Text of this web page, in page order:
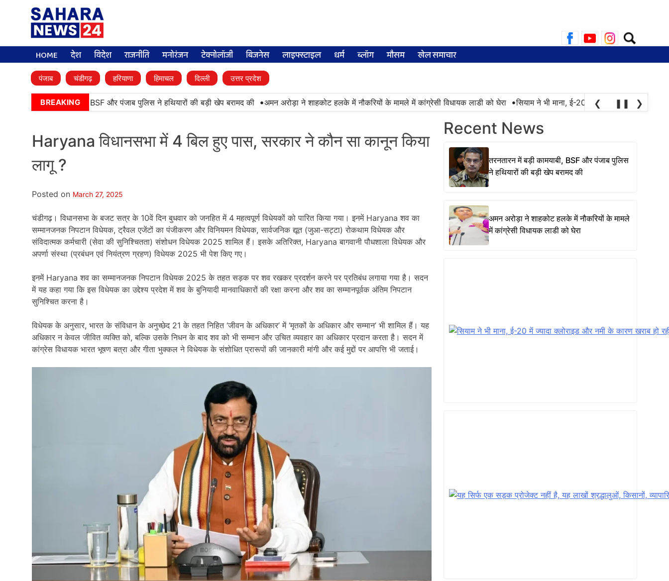
Search
for:
HOME देश विदेश राजनीति मनोरंजन टेक्नोलॉजी बिजनेस लाइफ्स्टाइल धर्म ब्लॉग मौसम खेल समाचार
पंजाब चंडीगढ़ हरियाणा हिमाचल दिल्ली उत्तर प्रदेश
BREAKING
तरनतारन में बड़ी कामयाबी, BSF और पंजाब पुलिस ने हथियारों की बड़ी खेप बरामद की •अमन अरोड़ा ने शाहकोट हलके में नौकरियों के मामले में कांग्रेसी विधायक लाडी को घेरा •सियाम ने भी माना, ई-20 में ज्यादा क्लोराइड और नमी के
❮ ❚❚ ❯
Haryana विधानसभा में 4 बिल हुए पास, सरकार ने कौन सा कानून किया
लागू ?
Posted on March 27, 2025
चंडीगढ़। विधानसभा के बजट सत्र के 10वें दिन बुधवार को जनहित में 4 महत्वपूर्ण विधेयकों को पारित किया गया। इनमें Haryana शव का
सम्मानजनक निपटान विधेयक, ट्रैवल एजेंटों का पंजीकरण और विनियमन विधेयक, सार्वजनिक द्यूत (जुआ-सट्टा) रोकथाम विधेयक और
संविदात्मक कर्मचारी (सेवा की सुनिश्चितता) संशोधन विधेयक 2025 शामिल हैं। इसके अतिरिक्त, Haryana बागवानी पौधशाला विधेयक और
अपर्णा संस्था (प्रबंधन एवं नियंत्रण ग्रहण) विधेयक 2025 भी पेश किए गए।
इनमें Haryana शव का सम्मानजनक निपटान विधेयक 2025 के तहत सड़क पर शव रखकर प्रदर्शन करने पर प्रतिबंध लगाया गया है। सदन
में यह कहा गया कि इस विधेयक का उद्देश्य प्रदेश में शव के बुनियादी मानवाधिकारों की रक्षा करना और शव का सम्मानपूर्वक अंतिम निपटान
सुनिश्चित करना है।
विधेयक के अनुसार, भारत के संविधान के अनुच्छेद 21 के तहत निहित ‘जीवन के अधिकार’ में ‘मृतकों के अधिकार और सम्मान’ भी शामिल हैं। यह
अधिकार न केवल जीवित व्यक्ति को, बल्कि उसके निधन के बाद शव को भी सम्मान और उचित व्यवहार का अधिकार प्रदान करता है। सदन में
कांग्रेस विधायक भारत भूषण बत्रा और गीता भुक्कल ने विधेयक के संशोधित प्रारूपों की जानकारी मांगी और कई मुद्दों पर आपत्ति भी जताई।
Recent News
तरनतारन में बड़ी कामयाबी, BSF और पंजाब पुलिस
ने हथियारों की बड़ी खेप बरामद की
अमन अरोड़ा ने शाहकोट हलके में नौकरियों के मामले
में कांग्रेसी विधायक लाडी को घेरा